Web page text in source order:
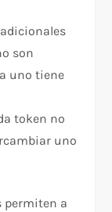
son
uno tiene
token no
uno
permiten a